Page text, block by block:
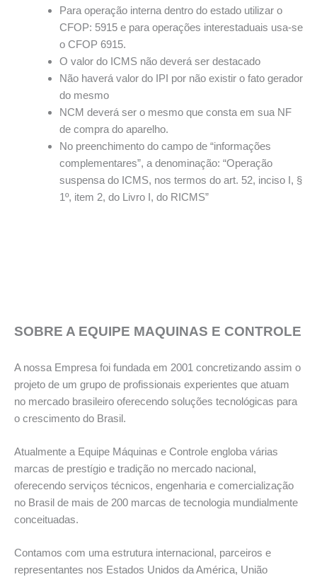
Para operação interna dentro do estado utilizar o
CFOP: 5915 e para operações interestaduais usa-se
o CFOP 6915.
O valor do ICMS não deverá ser destacado
Não haverá valor do IPI por não existir o fato gerador
do mesmo
NCM deverá ser o mesmo que consta em sua NF
de compra do aparelho.
No preenchimento do campo de “informações
complementares”, a denominação: “Operação
suspensa do ICMS, nos termos do art. 52, inciso I, §
1º, item 2, do Livro I, do RICMS”
SOBRE A EQUIPE MAQUINAS E CONTROLE
A nossa Empresa foi fundada em 2001 concretizando assim o
projeto de um grupo de profissionais experientes que atuam
no mercado brasileiro oferecendo soluções tecnológicas para
o crescimento do Brasil.
Atualmente a Equipe Máquinas e Controle engloba várias
marcas de prestígio e tradição no mercado nacional,
oferecendo serviços técnicos, engenharia e comercialização
no Brasil de mais de 200 marcas de tecnologia mundialmente
conceituadas.
Contamos com uma estrutura internacional, parceiros e
representantes nos Estados Unidos da América, União